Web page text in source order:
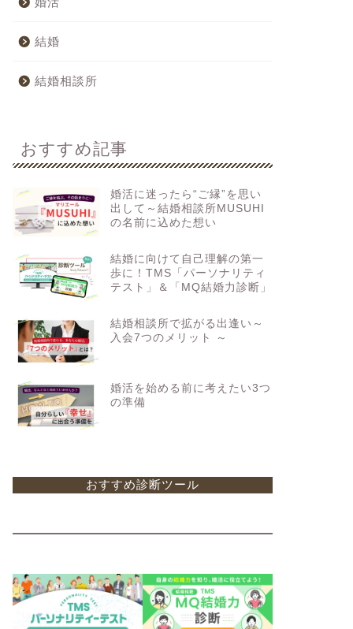
結婚
結婚相談所
おすすめ記事
婚活に迷ったら“ご縁”を思い
出して～結婚相談所MUSUHI
の名前に込めた想い
結婚に向けて自己理解の第一
歩に！TMS「パーソナリティ
テスト」＆「MQ結婚力診断」
結婚相談所で拡がる出逢い～
入会7つのメリット ～
婚活を始める前に考えたい3つ
の準備
おすすめ診断ツール